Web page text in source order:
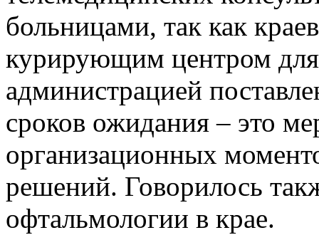
больницами, так как
курирующим центром
администрацией
сроков ожидания – это
организационных
решений. Говорилось
офтальмологии в крае.